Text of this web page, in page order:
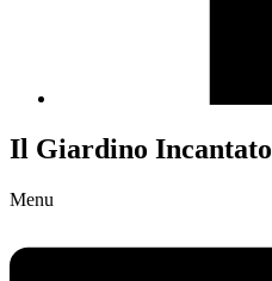
Il Giardino Incantato
Menu